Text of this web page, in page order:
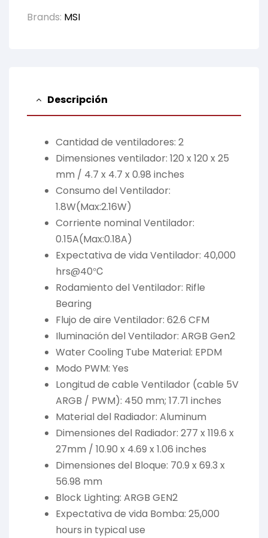
Brands: MSI
Descripción
Cantidad de ventiladores: 2
Dimensiones ventilador: 120 x 120 x 25
mm / 4.7 x 4.7 x 0.98 inches
Consumo del Ventilador:
1.8W(Max:2.16W)
Corriente nominal Ventilador:
0.15A(Max:0.18A)
Expectativa de vida Ventilador: 40,000
hrs@40℃
Rodamiento del Ventilador: Rifle
Bearing
Flujo de aire Ventilador: 62.6 CFM
Iluminación del Ventilador: ARGB Gen2
Water Cooling Tube Material: EPDM
Modo PWM: Yes
Longitud de cable Ventilador (cable 5V
ARGB / PWM): 450 mm; 17.71 inches
Material del Radiador: Aluminum
Dimensiones del Radiador: 277 x 119.6 x
27mm / 10.90 x 4.69 x 1.06 inches
Dimensiones del Bloque: 70.9 x 69.3 x
56.98 mm
Block Lighting: ARGB GEN2
Expectativa de vida Bomba: 25,000
hours in typical use